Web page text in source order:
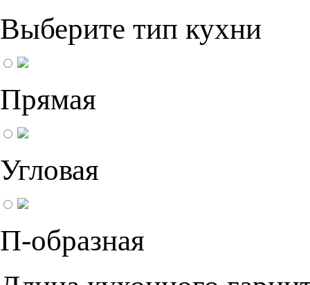
Выберите тип кухни
Прямая
Угловая
П-образная